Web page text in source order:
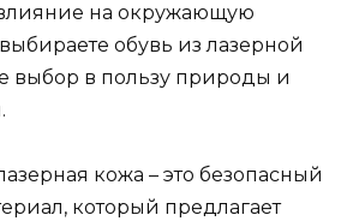
на окружающую
обувь из лазерной
выбор в пользу природы и
кожа – это безопасный
который предлагает